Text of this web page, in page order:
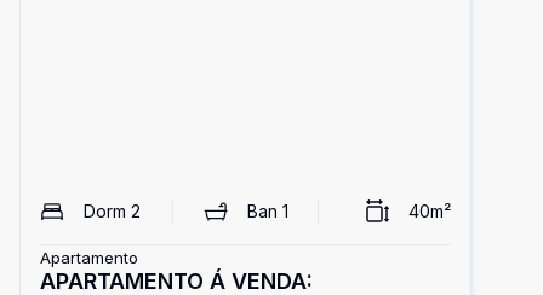
Dorm 2 Ban 1 40m²
Apartamento
APARTAMENTO Á VENDA: